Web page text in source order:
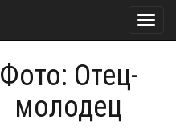
Фото: Отец-
молодец